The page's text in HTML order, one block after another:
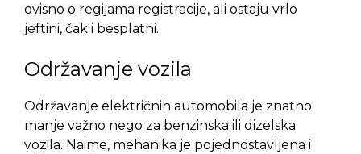
ovisno o regijama registracije, ali ostaju vrlo
jeftini, čak i besplatni.
Održavanje vozila
Održavanje električnih automobila je znatno
manje važno nego za benzinska ili dizelska
vozila. Naime, mehanika je pojednostavljena i